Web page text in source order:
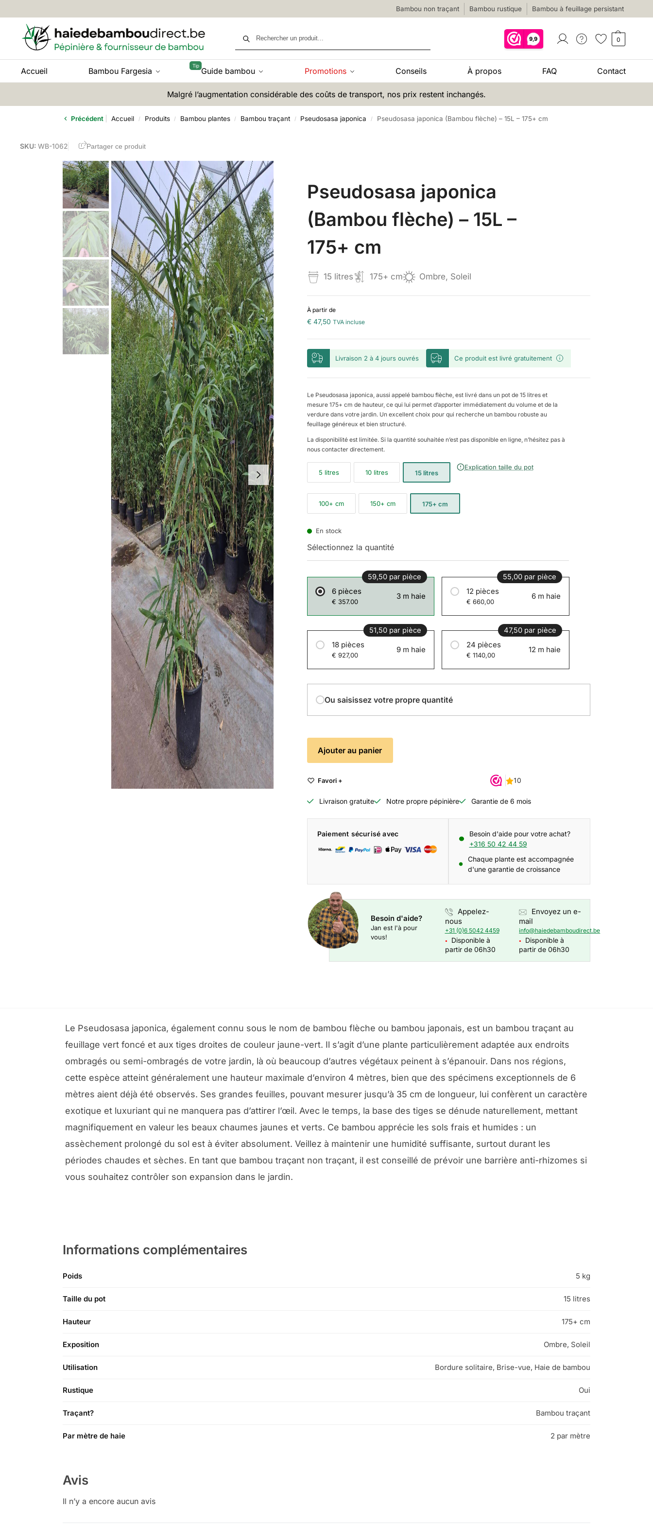
Bambou non traçant Bambou rustique Bambou à feuillage persistant
0
Accueil Bambou Fargesia Guide bambou Promotions Conseils À propos FAQ Contact
Malgré l’augmentation considérable des coûts de transport, nos prix restent inchangés.
Précédent Accueil / Produits / Bambou plantes / Bambou traçant / Pseudosasa japonica / Pseudosasa japonica (Bambou flèche) – 15L – 175+ cm
SKU: WB-1062 Partager ce produit
Pseudosasa japonica
(Bambou flèche) – 15L –
175+ cm
15 litres 175+ cm Ombre, Soleil
À partir de
€47,50 TVA incluse
Livraison 2 à 4 jours ouvrés Ce produit est livré gratuitement
Le Pseudosasa japonica, aussi appelé bambou flèche, est livré dans un pot de 15 litres et
mesure 175+ cm de hauteur, ce qui lui permet d’apporter immédiatement du volume et de la
verdure dans votre jardin. Un excellent choix pour qui recherche un bambou robuste au
feuillage généreux et bien structuré.
La disponibilité est limitée. Si la quantité souhaitée n’est pas disponible en ligne, n’hésitez pas à
nous contacter directement.
5 litres 10 litres 15 litres
Explication taille du pot
100+ cm 150+ cm 175+ cm
En stock
Sélectionnez la quantité
59,50 par pièce
6 pièces
€ 357.00
3 m haie
55,00 par pièce
12 pièces
€ 660,00
6 m haie
51,50 par pièce
18 pièces
€ 927,00
9 m haie
47,50 par pièce
24 pièces
€ 1140,00
12 m haie
Ou saisissez votre propre quantité
Ajouter au panier
Favori +
Livraison gratuite Notre propre pépinière Garantie de 6 mois
Paiement sécurisé avec
Besoin d'aide pour votre achat?
+316 50 42 44 59
Chaque plante est accompagnée
d'une garantie de croissance
Besoin d'aide?
Jan est l'à pour
vous!
Appelez-
nous
+31 (0)6 5042 4459
●
Disponible à
partir de 06h30
Envoyez un e-
mail
info@haiedebamboudirect.be
●
Disponible à
partir de 06h30
Le Pseudosasa japonica, également connu sous le nom de bambou flèche ou bambou japonais, est un bambou traçant au
feuillage vert foncé et aux tiges droites de couleur jaune-vert. Il s’agit d’une plante particulièrement adaptée aux endroits
ombragés ou semi-ombragés de votre jardin, là où beaucoup d’autres végétaux peinent à s’épanouir. Dans nos régions,
cette espèce atteint généralement une hauteur maximale d’environ 4 mètres, bien que des spécimens exceptionnels de 6
mètres aient déjà été observés. Ses grandes feuilles, pouvant mesurer jusqu’à 35 cm de longueur, lui confèrent un caractère
exotique et luxuriant qui ne manquera pas d’attirer l’œil. Avec le temps, la base des tiges se dénude naturellement, mettant
magnifiquement en valeur les beaux chaumes jaunes et verts. Ce bambou apprécie les sols frais et humides : un
assèchement prolongé du sol est à éviter absolument. Veillez à maintenir une humidité suffisante, surtout durant les
périodes chaudes et sèches. En tant que bambou traçant non traçant, il est conseillé de prévoir une barrière anti-rhizomes si
vous souhaitez contrôler son expansion dans le jardin.
Informations complémentaires
Poids 5 kg
Taille du pot 15 litres
Hauteur 175+ cm
Exposition Ombre, Soleil
Utilisation Bordure solitaire, Brise-vue, Haie de bambou
Rustique Oui
Traçant? Bambou traçant
Par mètre de haie 2 par mètre
Avis
Il n’y a encore aucun avis